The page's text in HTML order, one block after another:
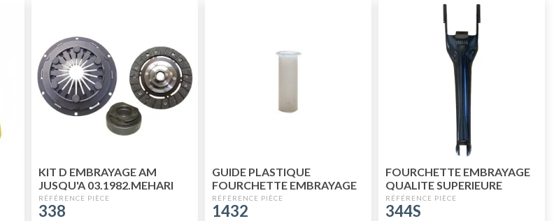
KIT D EMBRAYAGE AM
JUSQU'A 03.1982.MEHARI
2CV DYANE
338
GUIDE PLASTIQUE
FOURCHETTE EMBRAYAGE
1432
FOURCHETTE EMBRAYAGE
QUALITE SUPERIEURE
APRES 1970
344S